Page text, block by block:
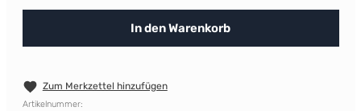
In den Warenkorb
Zum Merkzettel hinzufügen
Artikelnummer: